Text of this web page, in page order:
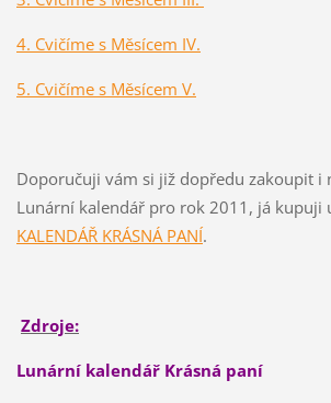
4. Cvičíme s Měsícem IV.
5. Cvičíme s Měsícem V.
Doporučuji vám si již dopředu zakoupit i
Lunární kalendář pro rok 2011, já kupuji
KALENDÁŘ KRÁSNÁ PANÍ.
Zdroje:
Lunární kalendář Krásná paní